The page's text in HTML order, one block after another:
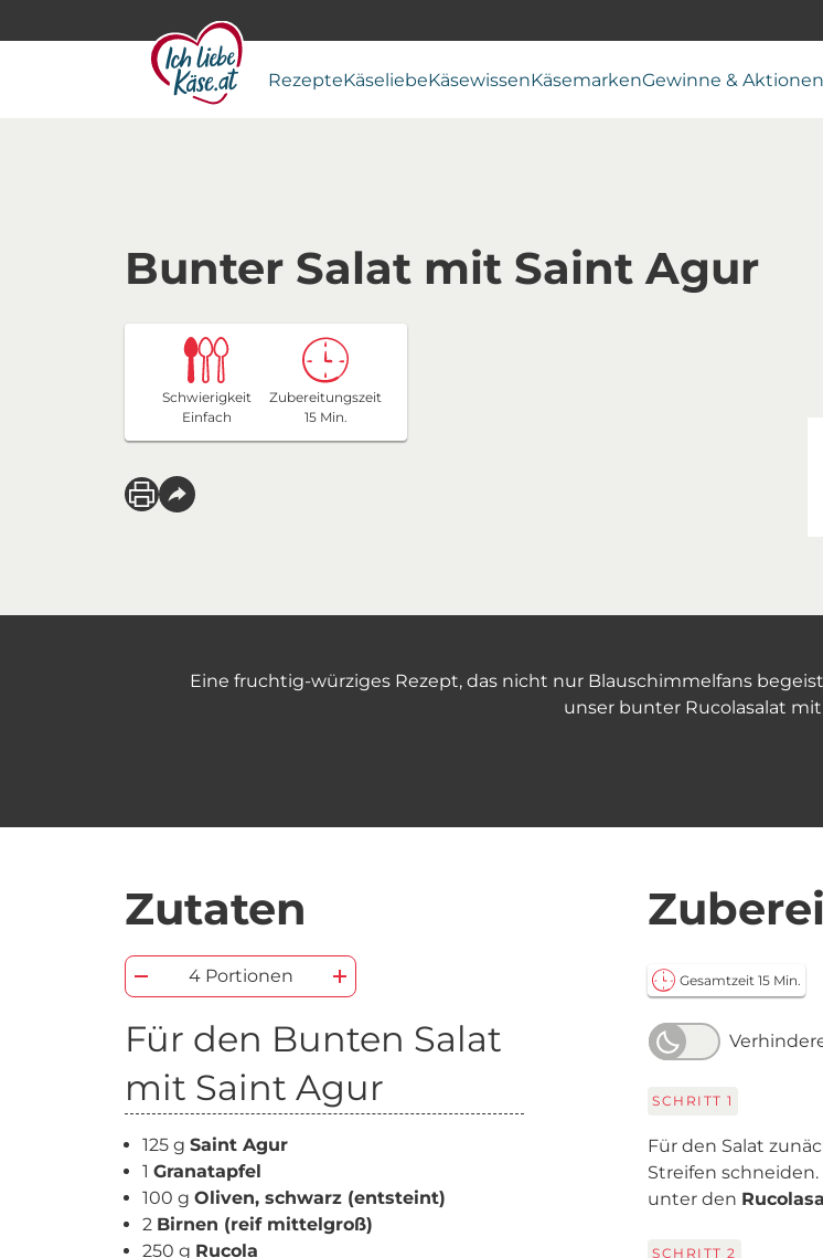
RezepteKäseliebeKäsewissenKäsemarkenGewinne & Aktionen
Bunter Salat mit Saint Agur
Schwierigkeit
Einfach
Zubereitungszeit
15 Min.
Eine fruchtig-würziges Rezept, das nicht nur Blauschimmelfans
unser bunter Rucolasalat
Zutaten
4 Portionen
Für den Bunten Salat
mit Saint Agur
125 g Saint Agur
1 Granatapfel
100 g Oliven, schwarz (entsteint)
2 Birnen (reif mittelgroß)
250 g Rucola
Gesamtzeit 15 Min.
SCHRITT 1
Für den Salat
Streifen schneiden.
unter den
SCHRITT 2